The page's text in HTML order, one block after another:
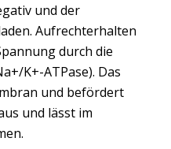
und der
Aufrechterhalten
durch die
K+-ATPase). Das
und befördert
und lässt im